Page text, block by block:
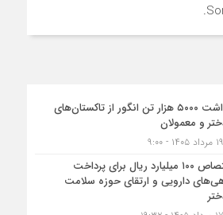
برداشت ۵۰۰۰ هزار تن انگور از تاکستان‌های
و معمولان
اختصاص ۱۰۰ میلیارد ریال برای پرداخت
دارویی و ارتقای حوزه سلامت